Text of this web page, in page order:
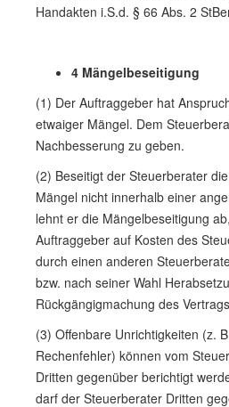
Handakten i.S.d. § 66 Abs. 2
4 Mängelbeseitigung
(1) Der Auftraggeber hat
etwaiger Mängel. Dem
Nachbesserung zu geben.
(2) Beseitigt der Steuerberater
Mängel nicht innerhalb einer
lehnt er die Mängelbeseitigung
Auftraggeber auf Kosten des
durch einen anderen
bzw. nach seiner Wahl
Rückgängigmachung des
(3) Offenbare Unrichtigkeiten (z.
Rechenfehler) können vom
Dritten gegenüber berichtigt
darf der Steuerberater Dritten